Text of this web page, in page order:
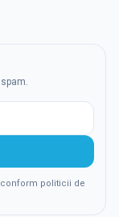
politicii de